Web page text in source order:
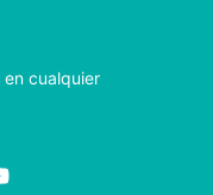
cualquier